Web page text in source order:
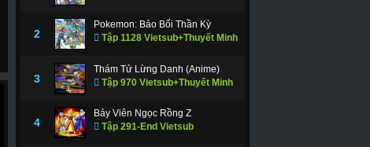
2
Pokemon: Bảo Bối Thần Kỳ
Tập 1128 Vietsub+Thuyết Minh
3
Thám Tử Lừng Danh (Anime)
Tập 970 Vietsub+Thuyết Minh
4
Bảy Viên Ngọc Rồng Z
Tập 291-End Vietsub